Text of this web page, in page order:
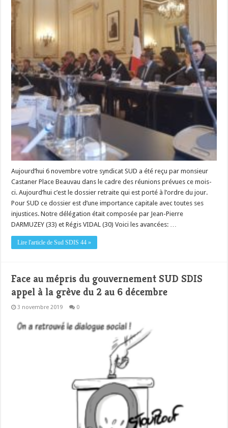
Aujourd’hui 6 novembre votre syndicat SUD a été reçu par monsieur
Castaner Place Beauvau dans le cadre des réunions prévues ce mois-
ci. Aujourd’hui c’est le dossier retraite qui est porté à l’ordre du jour.
Pour SUD ce dossier est d’une importance capitale avec toutes ses
injustices. Notre délégation était composée par Jean-Pierre
DARMUZEY (33) et Régis VIDAL (30) Voici les avancées: …
Lire l'article de Sud SDIS 44 »
Face au mépris du gouvernement SUD SDIS
appel à la grève du 2 au 6 décembre
3 novembre 2019 0